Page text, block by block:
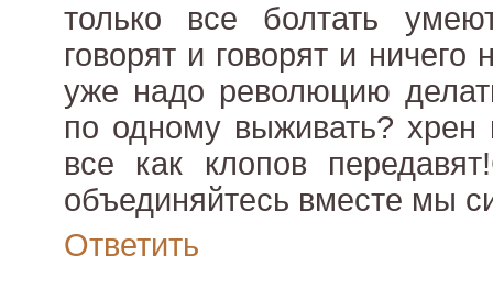
только все болтать
говорят и говорят и ничего
уже надо революцию
по одному выживать? хрен
все как клопов
объединяйтесь вместе мы
Ответить